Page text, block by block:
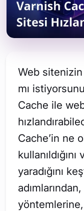
Web sitenizin
mı
Cache ile
Cache’in ne
yaradığını